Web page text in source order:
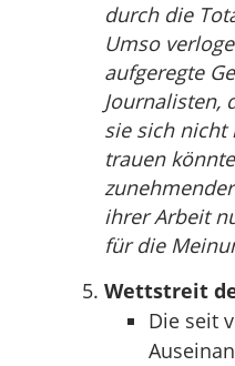
durch die
Umso
aufgeregte
Journalisten,
sie sich nicht
trauen
ihrer Arbeit
für die
Wettstreit
Die seit